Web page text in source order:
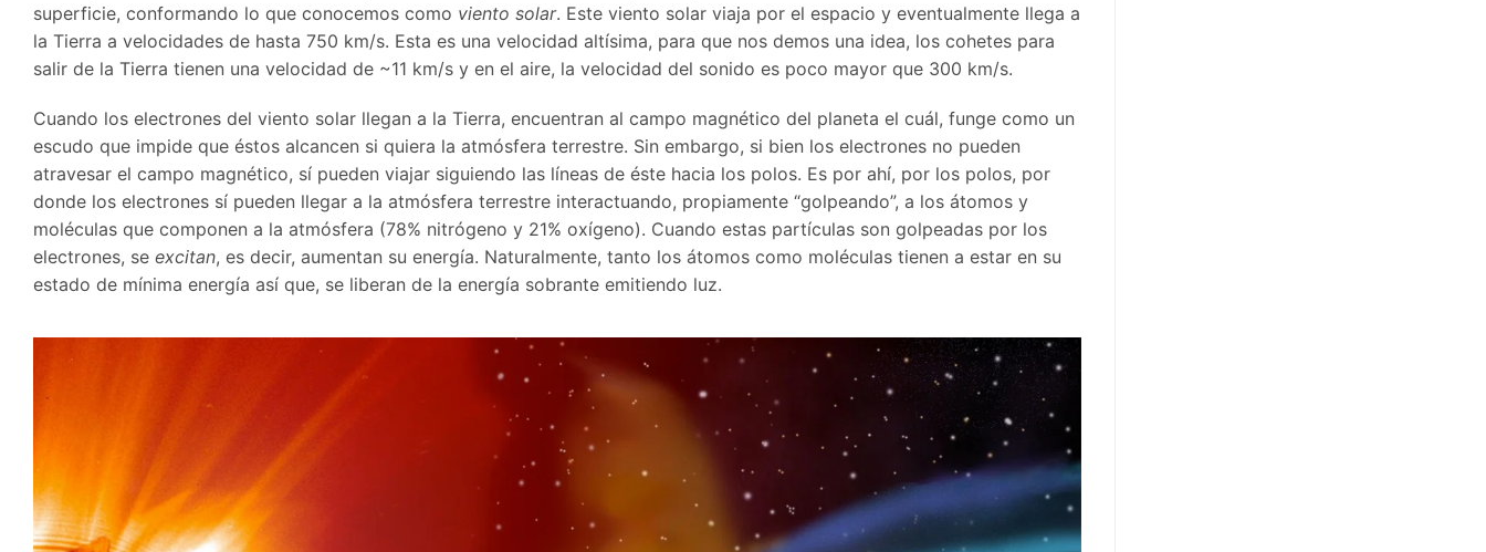
superficie, conformando lo que conocemos como viento solar. Este viento solar viaja por el espacio y eventualmente llega a
la Tierra a velocidades de hasta 750 km/s. Esta es una velocidad altísima, para que nos demos una idea, los cohetes para
salir de la Tierra tienen una velocidad de ~11 km/s y en el aire, la velocidad del sonido es poco mayor que 300 km/s.
Cuando los electrones del viento solar llegan a la Tierra, encuentran al campo magnético del planeta el cuál, funge como un
escudo que impide que éstos alcancen si quiera la atmósfera terrestre. Sin embargo, si bien los electrones no pueden
atravesar el campo magnético, sí pueden viajar siguiendo las líneas de éste hacia los polos. Es por ahí, por los polos, por
donde los electrones sí pueden llegar a la atmósfera terrestre interactuando, propiamente “golpeando”, a los átomos y
moléculas que componen a la atmósfera (78% nitrógeno y 21% oxígeno). Cuando estas partículas son golpeadas por los
electrones, se excitan, es decir, aumentan su energía. Naturalmente, tanto los átomos como moléculas tienen a estar en su
estado de mínima energía así que, se liberan de la energía sobrante emitiendo luz.